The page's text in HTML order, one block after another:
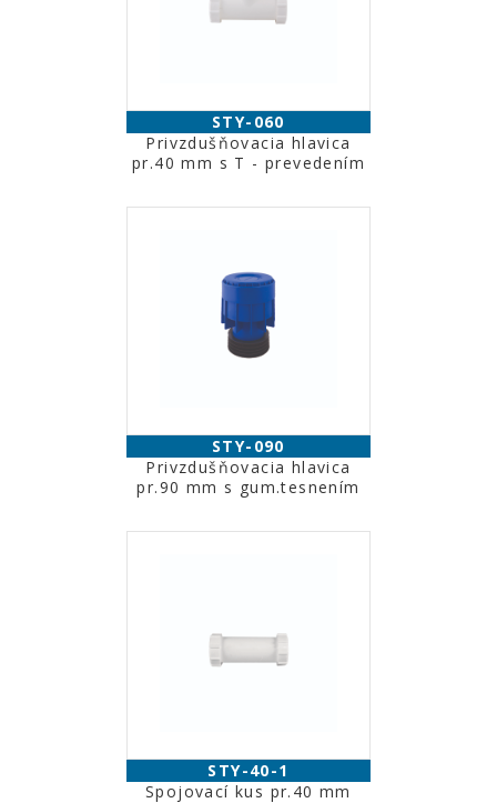
STY-060
Privzdušňovacia hlavica
pr.40 mm s T - prevedením
STY-090
Privzdušňovacia hlavica
pr.90 mm s gum.tesnením
STY-40-1
Spojovací kus pr.40 mm